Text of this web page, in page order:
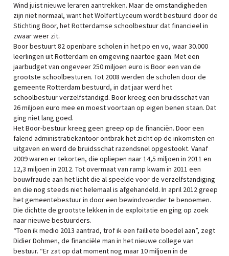
Wind juist nieuwe leraren aantrekken. Maar de omstandigheden
zijn niet normaal, want het Wolfert Lyceum wordt bestuurd door de
Stichting Boor, het Rotterdamse schoolbestuur dat financieel in
zwaar weer zit.
Boor bestuurt 82 openbare scholen in het po en vo, waar 30.000
leerlingen uit Rotterdam en omgeving naartoe gaan. Met een
jaarbudget van ongeveer 250 miljoen euro is Boor een van de
grootste schoolbesturen. Tot 2008 werden de scholen door de
gemeente Rotterdam bestuurd, in dat jaar werd het
schoolbestuur verzelfstandigd. Boor kreeg een bruidsschat van
26 miljoen euro mee en moest voortaan op eigen benen staan. Dat
ging niet lang goed.
Het Boor-bestuur kreeg geen greep op de financiën. Door een
falend administratiekantoor ontbrak het zicht op de inkomsten en
uitgaven en werd de bruidsschat razendsnel opgestookt. Vanaf
2009 waren er tekorten, die opliepen naar 14,5 miljoen in 2011 en
12,3 miljoen in 2012. Tot overmaat van ramp kwam in 2011 een
bouwfraude aan het licht die al speelde voor de verzelfstandiging
en die nog steeds niet helemaal is afgehandeld. In april 2012 greep
het gemeentebestuur in door een bewindvoerder te benoemen.
Die dichtte de grootste lekken in de exploitatie en ging op zoek
naar nieuwe bestuurders.
“Toen ik medio 2013 aantrad, trof ik een failliete boedel aan”, zegt
Didier Dohmen, de financiële man in het nieuwe college van
bestuur. “Er zat op dat moment nog maar 10 miljoen in de